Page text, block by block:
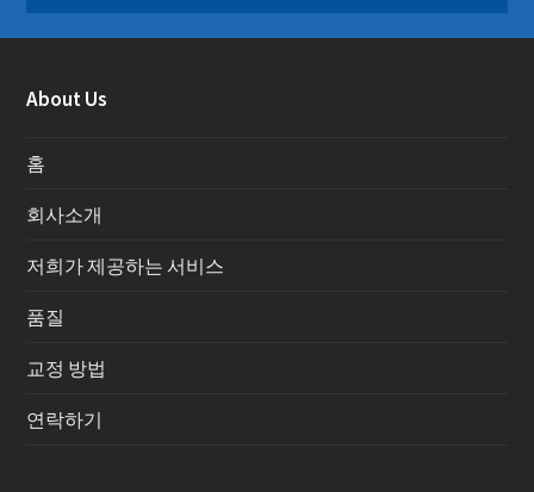
About Us
홈
회사소개
저희가 제공하는 서비스
품질
교정 방법
연락하기